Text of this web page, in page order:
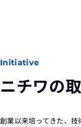
Initiative
ニチワの
創業以来培ってきた、技